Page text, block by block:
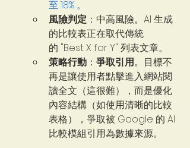
至 18% 。
風險判定 ：中高風險。AI 生成
的比較表正在取代傳統
的 "Best X for Y" 列表文章。
策略行動 ： 爭取引用。目標不
再是讓使用者點擊進入網站閱
讀全文（這很難），而是優化
內容結構（如使用清晰的比較
表格），爭取被 Google 的 AI
比較模組引用為數據來源。